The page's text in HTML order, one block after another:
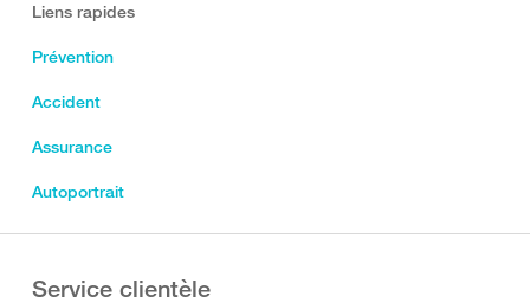
Liens rapides
Prévention
Accident
Assurance
Autoportrait
Service clientèle